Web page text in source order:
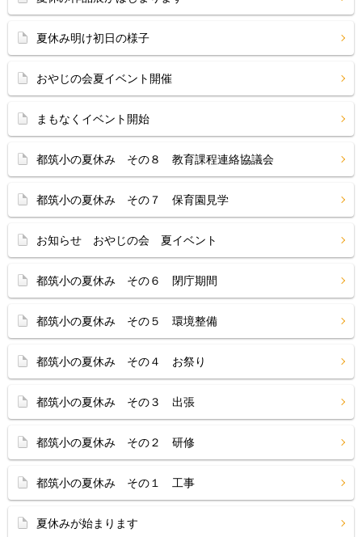
夏休み明け初日の様子
おやじの会夏イベント開催
まもなくイベント開始
都筑小の夏休み その８ 教育課程連絡協議会
都筑小の夏休み その７ 保育園見学
お知らせ おやじの会 夏イベント
都筑小の夏休み その６ 閉庁期間
都筑小の夏休み その５ 環境整備
都筑小の夏休み その４ お祭り
都筑小の夏休み その３ 出張
都筑小の夏休み その２ 研修
都筑小の夏休み その１ 工事
夏休みが始まります